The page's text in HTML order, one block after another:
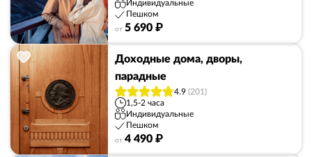
Индивидуальные
Пешком
от 5 690 ₽
Доходные дома, дворы,
парадные
4.9 (201)
1,5-2 часа
Индивидуальные
Пешком
от 4 490 ₽